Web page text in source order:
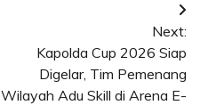
Next:
Kapolda Cup 2026 Siap
Digelar, Tim Pemenang
Wilayah Adu Skill di Arena E-